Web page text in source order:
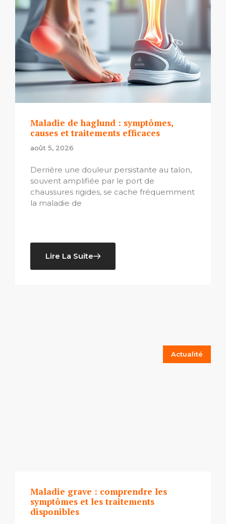
Maladie de haglund : symptômes,
causes et traitements efficaces
août 5, 2026
Derrière une douleur persistante au talon,
souvent amplifiée par le port de
chaussures rigides, se cache fréquemment
la maladie de
Lire La Suite
Actualité
Maladie grave : comprendre les
symptômes et les traitements
disponibles